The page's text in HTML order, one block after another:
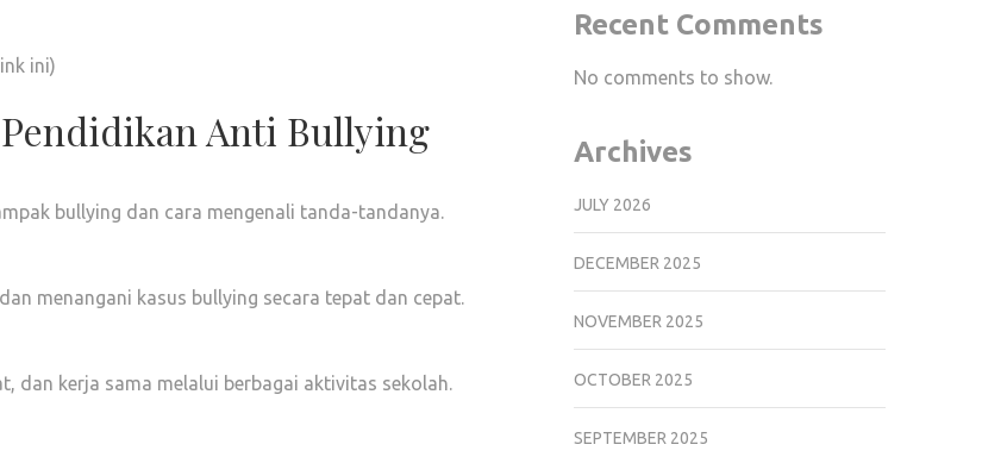
ini)
Anti Bullying
bullying dan cara mengenali tanda-tandanya.
menangani kasus bullying secara tepat dan cepat.
dan kerja sama melalui berbagai aktivitas sekolah.
Recent Comments
No comments to show.
Archives
JULY 2026
DECEMBER 2025
NOVEMBER 2025
OCTOBER 2025
SEPTEMBER 2025